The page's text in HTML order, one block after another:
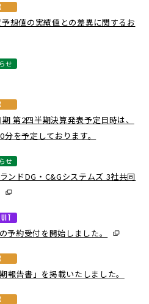
想値の実績値との差異に関するお
せ
第2四半期決算発表予定日時は、
を予定しております。
せ
ンドDG・C&Gシステムズ 3社共同
予約受付を開始しました。
報告書」を掲載いたしました。